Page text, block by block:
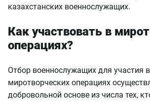
казахстанских военнослужащих.
Как участвовать в
операциях?
Отбор военнослужащих для участия в
миротворческих операциях
добровольной основе из числа тех,